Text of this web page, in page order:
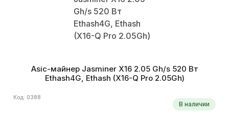
Asic-майнер Jasminer X16 2.05 Gh/s 520 Вт
Ethash4G, Ethash (X16-Q Pro 2.05Gh)
Код: 0388
В наличии